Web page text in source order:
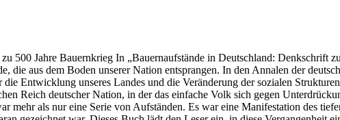
500 Jahre Bauernkrieg In „Bauernaufstände in Deutschland: Denkschrift
die aus dem Boden unserer Nation entsprangen. In den Annalen der
Entwicklung unseres Landes und die Veränderung der sozialen
Reich deutscher Nation, in der das einfache Volk sich gegen
mehr als nur eine Serie von Aufständen. Es war eine Manifestation des